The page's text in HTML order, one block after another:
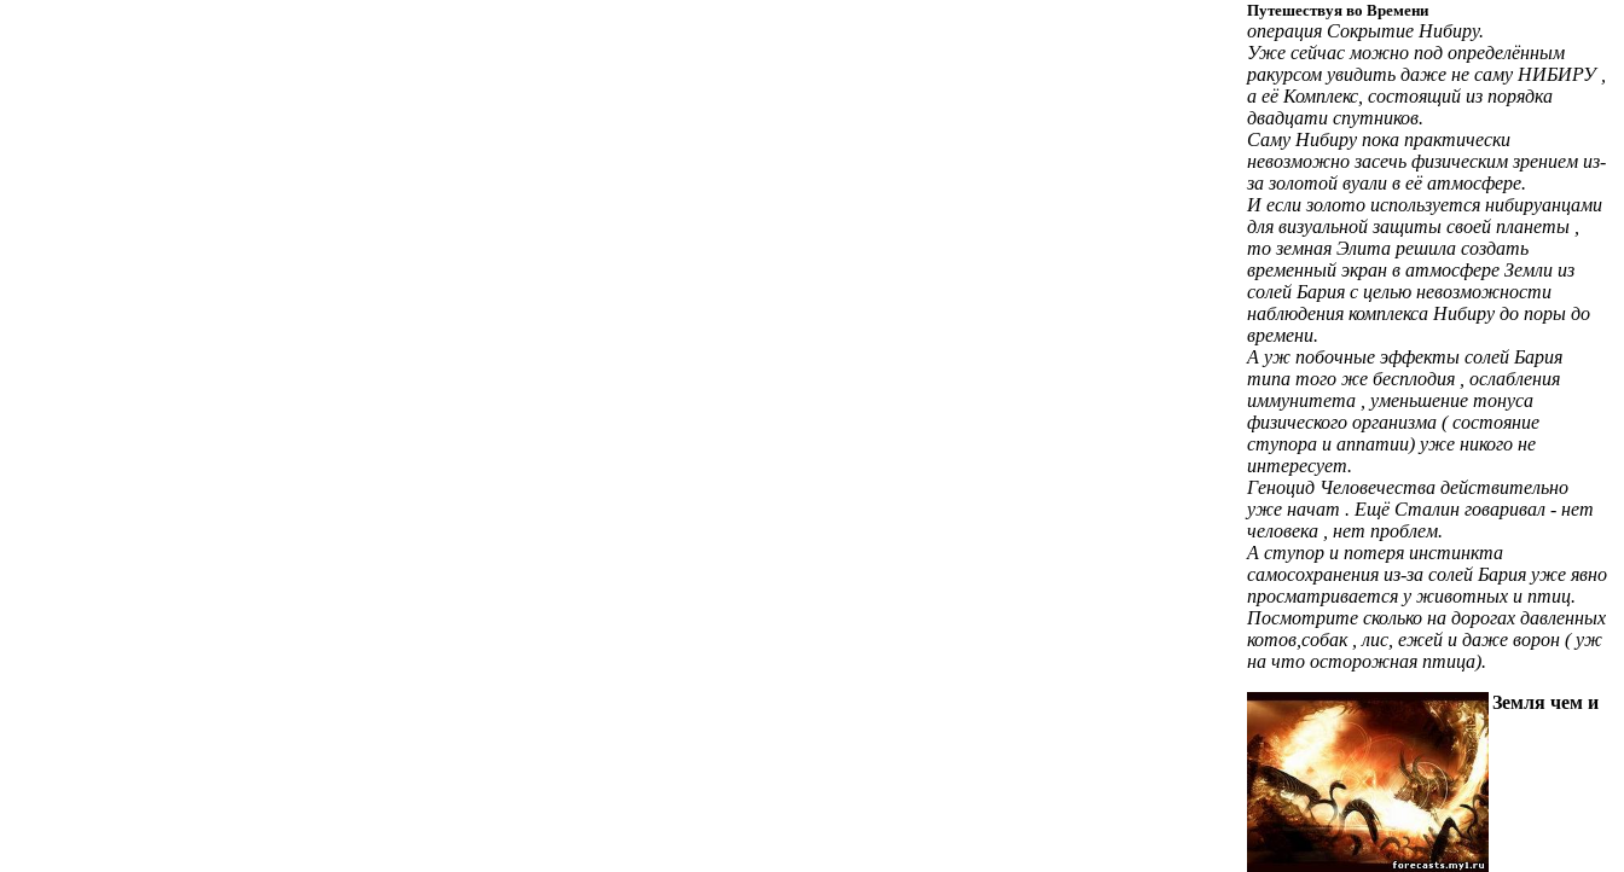
Путешествуя во Времени
операция Сокрытие Нибиру.
Уже сейчас можно под определённым
ракурсом увидить даже не саму НИБИРУ ,
а её Комплекс, состоящий из порядка
двадцати спутников.
Саму Нибиру пока практически
невозможно засечь физическим зрением из-
за золотой вуали в её атмосфере.
И если золото используется нибируанцами
для визуальной защиты своей планеты ,
то земная Элита решила создать
временный экран в атмосфере Земли из
солей Бария с целью невозможности
наблюдения комплекса Нибиру до поры до
времени.
А уж побочные эффекты солей Бария
типа того же бесплодия , ослабления
иммунитета , уменьшение тонуса
физического организма ( состояние
ступора и аппатии) уже никого не
интересует.
Геноцид Человечества действительно
уже начат . Ещё Сталин говаривал - нет
человека , нет проблем.
А ступор и потеря инстинкта
самосохранения из-за солей Бария уже явно
просматривается у животных и птиц.
Посмотрите сколько на дорогах давленных
котов,собак , лис, ежей и даже ворон ( уж
на что осторожная птица).
Земля чем и